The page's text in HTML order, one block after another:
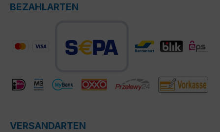
BEZAHLARTEN
VERSANDARTEN